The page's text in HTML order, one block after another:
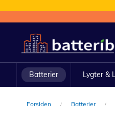
to
Content
Batterier Lygter &
Forsiden Batterier